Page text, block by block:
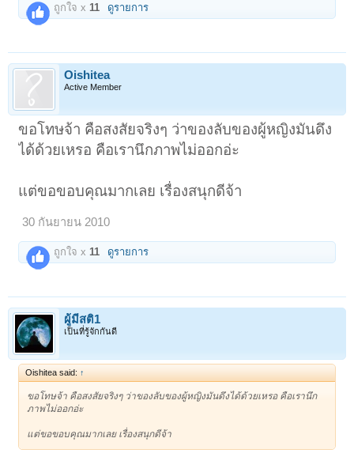
ถูกใจ x 11 ดูรายการ
Oishitea
Active Member
ขอโทษจ้า คือสงสัยจริงๆ ว่าของลับของผู้หญิงมันดึง
ได้ด้วยเหรอ คือเรานึกภาพไม่ออกอ่ะ
แต่ขอขอบคุณมากเลย เรื่องสนุกดีจ้า
30 กันยายน 2010
ถูกใจ x 11 ดูรายการ
ผู้มีสติ1
เป็นที่รู้จักกันดี
Oishitea said: ↑
ขอโทษจ้า คือสงสัยจริงๆ ว่าของลับของผู้หญิงมันดึงได้ด้วยเหรอ คือเรานึก
ภาพไม่ออกอ่ะ
แต่ขอขอบคุณมากเลย เรื่องสนุกดีจ้า